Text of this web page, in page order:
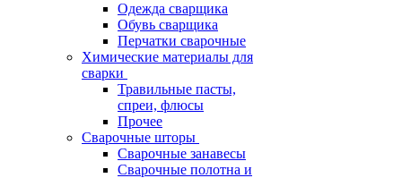
Одежда сварщика
Обувь сварщика
Перчатки сварочные
Химические материалы для
сварки
Травильные пасты,
спреи, флюсы
Прочее
Сварочные шторы
Сварочные занавесы
Сварочные полотна и